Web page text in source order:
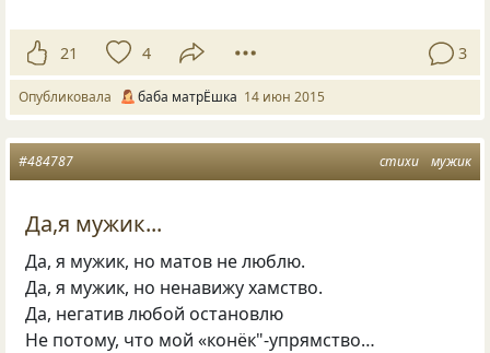
21 4 3
Опубликовала баба матрЁшка 14 июн 2015
стихи мужик
#484787
Да,я мужик...
Да, я мужик, но матов не люблю.
Да, я мужик, но ненавижу хамство.
Да, негатив любой остановлю
Не потому, что мой «конёк"-упрямство…